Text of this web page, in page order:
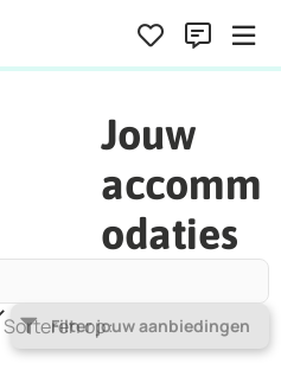
Jouw
accomm
odaties
Filter jouw aanbiedingen
Sorteren op Populariteit